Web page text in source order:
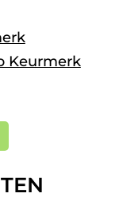
Keurmerk